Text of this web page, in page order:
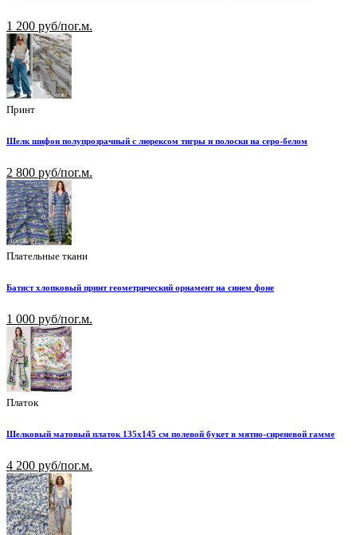
1 200 руб/пог.м.
Принт
Шелк шифон полупрозрачный с люрексом тигры и полоски на серо-белом
2 800 руб/пог.м.
Плательные ткани
Батист хлопковый принт геометрический орнамент на синем фоне
1 000 руб/пог.м.
Платок
Шелковый матовый платок 135х145 см полевой букет в мятно-сиреневой гамме
4 200 руб/пог.м.